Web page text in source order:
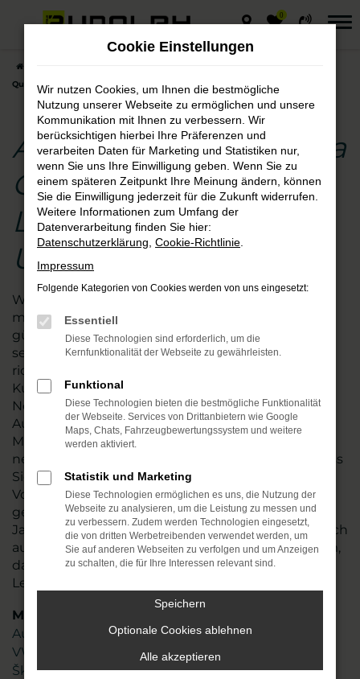
Zum
0
Qualität für Fahrten in Leipzig und Umgebung
Audi A5 Neuwagen – 1a
Qualität für Fahrten in
Leipzig und
Umgebung
Wer beim Autokauf auf der sicheren Seite sein
möchte, steigt in einen Audi A5 Neuwagen zum
günstigen Preis. Wir vom Autohaus Rudolph sind
seit vielen Jahren auf diese Marke spezialisiert und
richten uns ausdrücklich auch an unsere
Kundschaft in Leipzig. Der Vorteil, den ein Audi A5
Neuwagen bietet, liegt in der individuellen
Ausstattung und der freien Auswahl hinsichtlich
Motorisierung, Lackierung und aller Extras. Wir
nennen es „Konfigurieren“ und meinen damit, dass
Sie exakt das Auto erhalten, das Ihren
Vorstellungen entspricht. Dabei beraten wir Sie
gern und bringen das Fachwissen aus mehr als 45
Jahren in der Automobilbranche ein. Freuen Sie sich
auf ein gut geschultes und hoch motiviertes Team,
das genau weiß, worauf es bei der Mobilität in
Leipzig ankommt
Marken
Audi
VW
Škoda
Cookie Einstellungen
Wir nutzen Cookies, um Ihnen die bestmögliche
Nutzung unserer Webseite zu ermöglichen und unsere
Kommunikation mit Ihnen zu verbessern. Wir
berücksichtigen hierbei Ihre Präferenzen und
verarbeiten Daten für Marketing und Statistiken nur,
wenn Sie uns Ihre Einwilligung geben. Wenn Sie zu
einem späteren Zeitpunkt Ihre Meinung ändern, können
Sie die Einwilligung jederzeit für die Zukunft widerrufen.
Weitere Informationen zum Umfang der
Datenverarbeitung finden Sie hier:
Datenschutzerklärung Cookie-Richtlinie
Impressum
Folgende Kategorien von Cookies werden von uns eingesetzt:
Essentiell
Diese Technologien sind erforderlich, um die
Kernfunktionalität der Webseite zu gewährleisten.
Funktional
Diese Technologien bieten die bestmögliche Funktionalität
der Webseite. Services von Drittanbietern wie Google
Maps, Chats, Fahrzeugbewertungssystem und weitere
werden aktiviert.
Statistik und Marketing
Diese Technologien ermöglichen es uns, die Nutzung der
Webseite zu analysieren, um die Leistung zu messen und
zu verbessern. Zudem werden Technologien eingesetzt,
die von dritten Werbetreibenden verwendet werden, um
Sie auf anderen Webseiten zu verfolgen und um Anzeigen
zu schalten, die für Ihre Interessen relevant sind.
Speichern
Optionale Cookies ablehnen
Alle akzeptieren